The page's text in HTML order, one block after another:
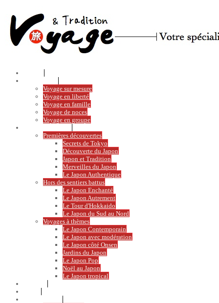
Voyage sur mesure
Voyage en liberté
Voyage en famille
Voyage de noces
Voyage en groupe
Premières découvertes
Secrets de Tokyo
Découverte du Japon
Japon et Tradition
Merveilles du Japon
Le Japon Authentique
Hors des sentiers battus
Le Japon Enchanté
Le Japon Autrement
Le Tour d'Hokkaido
Le Japon du Sud au Nord
Voyages à thèmes
Le Japon Contemporain
Le Japon avec modération
Le Japon côté Onsen
Jardins du Japon
Le Japon Pop
Noël au Japon
Le Japon tropical